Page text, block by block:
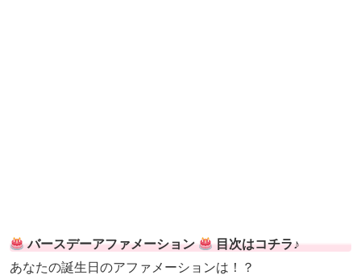
バースデーアファメーション
目次はコチラ♪
あなたの誕生日のアファメーションは！？